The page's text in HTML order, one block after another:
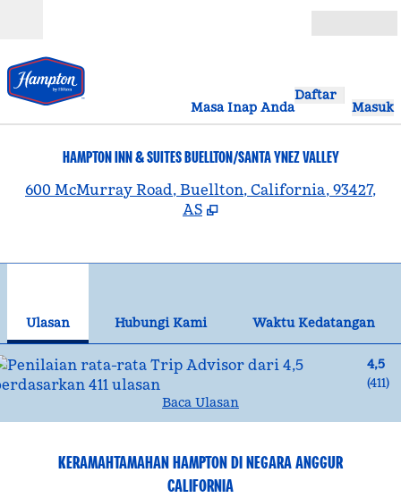
Masa Inap Anda
Daftar
Masuk
HAMPTON INN & SUITES BUELLTON/SANTA YNEZ VALLEY
600 McMurray Road, Buellton, California, 93427,
AS
Ulasan Hubungi Kami
Waktu Kedatangan
4,5
(411)
Baca Ulasan
KERAMAHTAMAHAN HAMPTON DI NEGARA ANGGUR
CALIFORNIA